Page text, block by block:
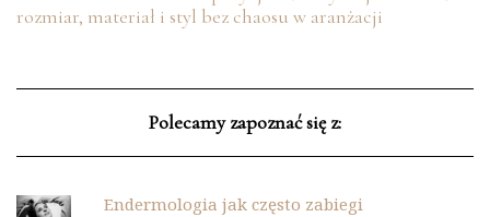
rozmiar, materiał i styl bez chaosu w aranżacji
Polecamy zapoznać się z:
Endermologia jak często zabiegi